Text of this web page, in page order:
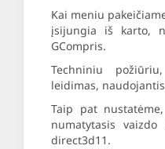
Kai meniu
įsijungia iš karto,
GCompris.
Techniniu
leidimas,
Taip pat
numatytasis
direct3d11.